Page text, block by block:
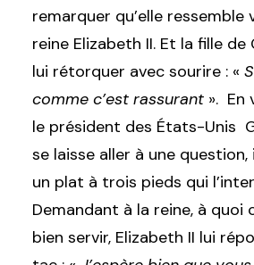
remarquer qu’elle ressemble
reine Elizabeth II. Et la fille de
lui rétorquer avec sourire : «
comme c’est rassurant ». En
le président des États-Unis
se laisse aller à une
un plat à trois pieds qui
Demandant à la reine, à quoi
bien servir, Elizabeth II lui